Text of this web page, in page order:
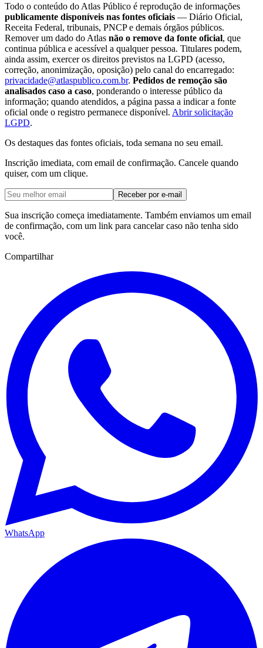
Todo o conteúdo do Atlas Público é reprodução de informações
publicamente disponíveis nas fontes oficiais — Diário Oficial,
Receita Federal, tribunais, PNCP e demais órgãos públicos.
Remover um dado do Atlas não o remove da fonte oficial, que
continua pública e acessível a qualquer pessoa. Titulares podem,
ainda assim, exercer os direitos previstos na LGPD (acesso,
correção, anonimização, oposição) pelo canal do encarregado:
privacidade@atlaspublico.com.br. Pedidos de remoção são
analisados caso a caso, ponderando o interesse público da
informação; quando atendidos, a página passa a indicar a fonte
oficial onde o registro permanece disponível. Abrir solicitação
LGPD.
Os destaques das fontes oficiais, toda semana no seu email.
Inscrição imediata, com email de confirmação. Cancele quando
quiser, com um clique.
Receber por e-mail
Sua inscrição começa imediatamente. Também enviamos um email
de confirmação, com um link para cancelar caso não tenha sido
você.
Compartilhar
WhatsApp